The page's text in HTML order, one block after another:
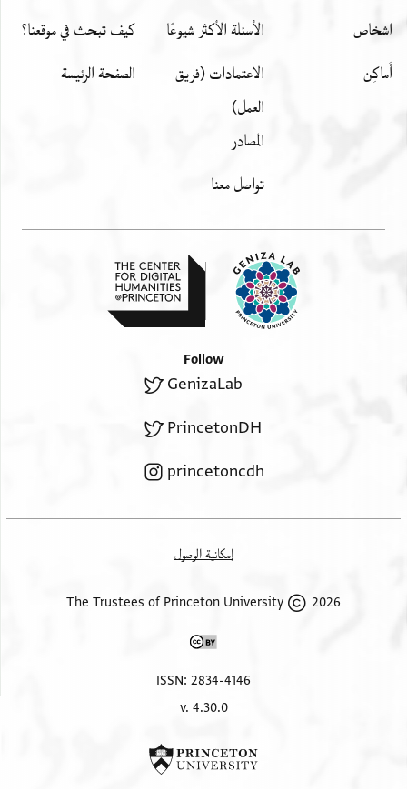
اشخاص
أَماكِن
الأسئلة الأكثر شيوعًا
الاعتمادات (فريق
العمل)
المصادر
تواصل معنا
كيف تبحث في موقعنا؟
الصفحة الرئيسة
Follow
GenizaLab
PrincetonDH
princetoncdh
إمكانية الوصول
2026 The Trustees of Princeton University
ISSN: 2834-4146
v. 4.30.0